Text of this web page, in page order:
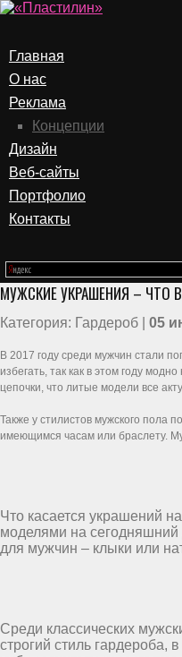
Главная
О нас
Реклама
Концепции
Дизайн
Веб-сайты
Портфолио
Контакты
МУЖСКИЕ УКРАШЕНИЯ – ЧТО
Категория: Гардероб | 05
В 2017 году среди мужчин стали
избегать, так как в этом году
цепочки, что литые модели все
Также у стилистов мужского пола
имеющимся часам или браслету.
Что касается украшений
моделями на сегодняшний
для мужчин – клыки или
Среди классических
строгий стиль гардероба,